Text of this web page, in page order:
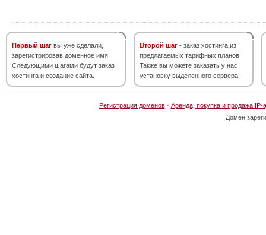
Первый шаг вы уже сделали,
зарегистрировав доменное имя.
Следующими шагами будут заказ
хостинга и создание сайта.
Второй шаг - заказ хостинга из
предлагаемых тарифных планов.
Также вы можете заказать у нас
установку выделенного сервера.
Регистрация доменов· Аренда, покупка и продажа IP-
Домен